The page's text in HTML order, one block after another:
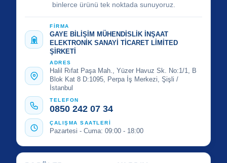
binlerce ürünü tek noktada sunuyoruz.
FİRMA
GAYE BİLİŞİM MÜHENDİSLİK İNŞAAT
ELEKTRONİK SANAYİ TİCARET LİMİTED
ŞİRKETİ
ADRES
Halil Rıfat Paşa Mah., Yüzer Havuz Sk. No:1/1, B
Blok Kat 8 D:1095, Perpa İş Merkezi, Şişli /
İstanbul
TELEFON
0850 242 07 34
ÇALIŞMA SAATLERİ
Pazartesi - Cuma: 09:00 - 18:00